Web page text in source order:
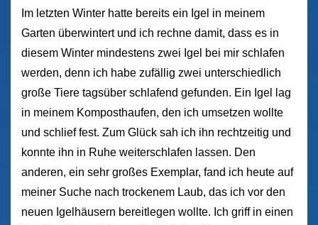
Im letzten Winter hatte bereits ein Igel in meinem
Garten überwintert und ich rechne damit, dass es in
diesem Winter mindestens zwei Igel bei mir schlafen
werden, denn ich habe zufällig zwei unterschiedlich
große Tiere tagsüber schlafend gefunden. Ein Igel lag
in meinem Komposthaufen, den ich umsetzen wollte
und schlief fest. Zum Glück sah ich ihn rechtzeitig und
konnte ihn in Ruhe weiterschlafen lassen. Den
anderen, ein sehr großes Exemplar, fand ich heute auf
meiner Suche nach trockenem Laub, das ich vor den
neuen Igelhäusern bereitlegen wollte. Ich griff in einen